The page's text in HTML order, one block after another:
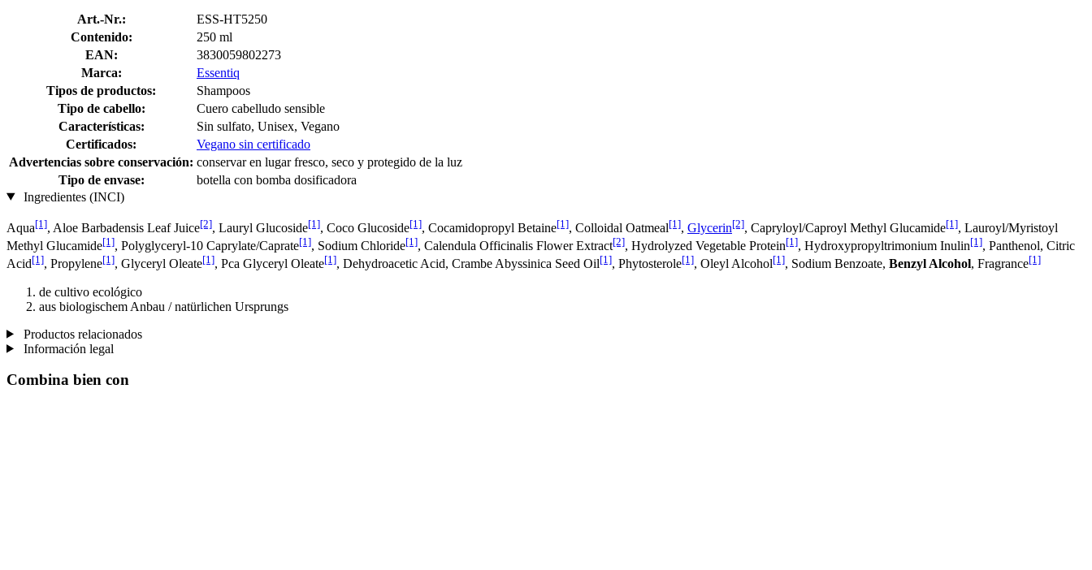
Art.-Nr.:
ESS-HT5250
Contenido:
250 ml
EAN:
3830059802273
Marca:
Essentiq
Tipos de productos:
Shampoos
Tipo de cabello:
Cuero cabelludo sensible
Características:
Sin sulfato, Unisex, Vegano
Certificados:
Vegano sin certificado
Advertencias sobre conservación: conservar en lugar fresco, seco y protegido de la luz
Tipo de envase:
botella con bomba dosificadora
Ingredientes (INCI)
Aqua[1], Aloe Barbadensis Leaf Juice[2], Lauryl Glucoside[1], Coco Glucoside[1], Cocamidopropyl Betaine[1], Colloidal Oatmeal[1], Glycerin[2], Capryloyl/Caproyl Methyl Glucamide[1], Lauroyl/Myristoyl
Methyl Glucamide[1], Polyglyceryl-10 Caprylate/Caprate[1], Sodium Chloride[1], Calendula Officinalis Flower Extract[2], Hydrolyzed Vegetable Protein[1], Hydroxypropyltrimonium Inulin[1], Panthenol, Citric
Acid[1], Propylene[1], Glyceryl Oleate[1], Pca Glyceryl Oleate[1], Dehydroacetic Acid, Crambe Abyssinica Seed Oil[1], Phytosterole[1], Oleyl Alcohol[1], Sodium Benzoate, Benzyl Alcohol, Fragrance[1]
de cultivo ecológico
aus biologischem Anbau / natürlichen Ursprungs
Productos relacionados
Información legal
Combina bien con